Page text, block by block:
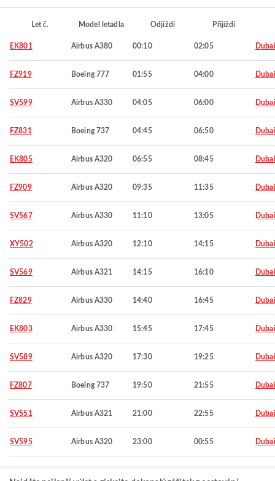
Let č. Model letadla Odjíždí Přijíždí
EK801 Airbus A380 00:10 02:05 Dubai
FZ919 Boeing 777 01:55 04:00 Dubai
SV599 Airbus A330 04:05 06:00 Dubai
FZ831 Boeing 737 04:45 06:50 Dubai
EK805 Airbus A320 06:55 08:45 Dubai
FZ909 Airbus A320 09:35 11:35 Dubai
SV567 Airbus A330 11:10 13:05 Dubai
XY502 Airbus A320 12:10 14:15 Dubai
SV569 Airbus A321 14:15 16:10 Dubai
FZ829 Airbus A330 14:40 16:45 Dubai
EK803 Airbus A330 15:45 17:45 Dubai
SV589 Airbus A320 17:30 19:25 Dubai
FZ807 Boeing 737 19:50 21:55 Dubai
SV551 Airbus A321 21:00 22:55 Dubai
SV595 Airbus A320 23:00 00:55 Dubai